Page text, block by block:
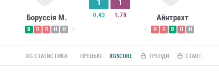
Боруссія М.
В П П Н Н
1
0.43
1
1.78 Айнтрахт
П П В П Н
XG СТАТИСТИКА ПРЕВЬЮ XGSCORE ТРЕНДИ СТАВКИ ПО